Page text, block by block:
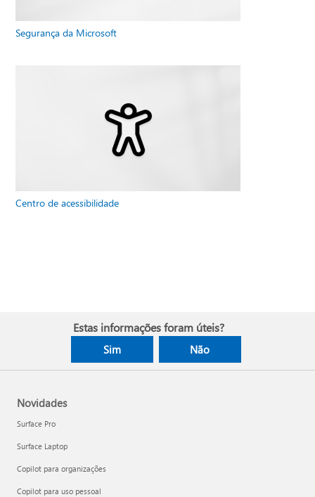
Segurança da Microsoft
Centro de acessibilidade
Estas informações foram úteis?
Sim Não
Novidades
Surface Pro
Surface Laptop
Copilot para organizações
Copilot para uso pessoal